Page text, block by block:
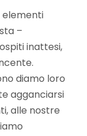
elementi
–
inattesi,
diamo loro
agganciarsi
alle nostre